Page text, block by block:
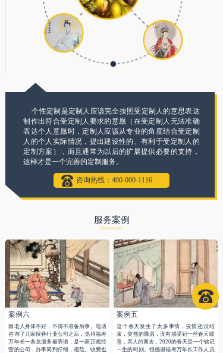
个性定制是定制人应该完全按照受定制人的意思表达
制作出符合受定制人要求的意愿（在受定制人无法准确
表达个人意愿时，定制人应该从专业的角度结合受定制
人的个人实际情况，提出建设性的、有利于受定制人的
定制方案），而且通常为以后的扩展提供必要的支持，
这样才是一个完善的定制服务。
咨询热线：400-000-1116
服务案例
Service Case
案例六
因老人身体不好，不得不准备后事。电话
咨询了几家殡葬行业公司之后，觉得福寿
万年长一条龙服务最靠谱，是一家正规经
营的公司，办事周到仔细，规范。收费也
案例五
这个春天发生了太多事情，疫情还没结
束，突然的降温，没有感受到一丝春天暖
意，亲人的离去，2020的春天是一个铭记
一生的时刻。很感谢福寿万年长工作人员